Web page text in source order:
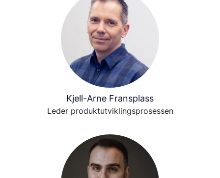
Kjell-Arne Fransplass
Leder produktutviklingsprosessen